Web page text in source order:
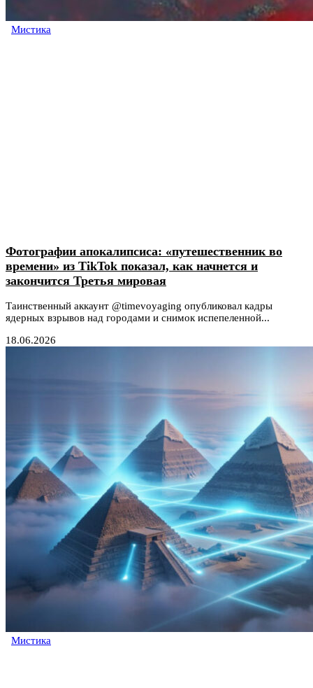
Мистика
Фотографии апокалипсиса: «путешественник во
времени» из TikTok показал, как начнется и
закончится Третья мировая
Таинственный аккаунт @timevoyaging опубликовал кадры
ядерных взрывов над городами и снимок испепеленной...
18.06.2026
Мистика